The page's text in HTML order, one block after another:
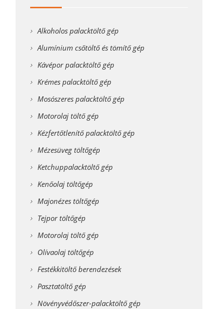
Alkoholos palacktöltő gép
Alumínium csőtöltő és tömítő gép
Kávépor palacktöltő gép
Krémes palacktöltő gép
Mosószeres palacktöltő gép
Motorolaj töltő gép
Kézfertőtlenítő palacktöltő gép
Mézesüveg töltőgép
Ketchuppalacktöltő gép
Kenőolaj töltőgép
Majonézes töltőgép
Tejpor töltőgép
Motorolaj töltő gép
Olívaolaj töltőgép
Festékkitöltő berendezések
Pasztatöltő gép
Növényvédőszer-palacktöltő gép